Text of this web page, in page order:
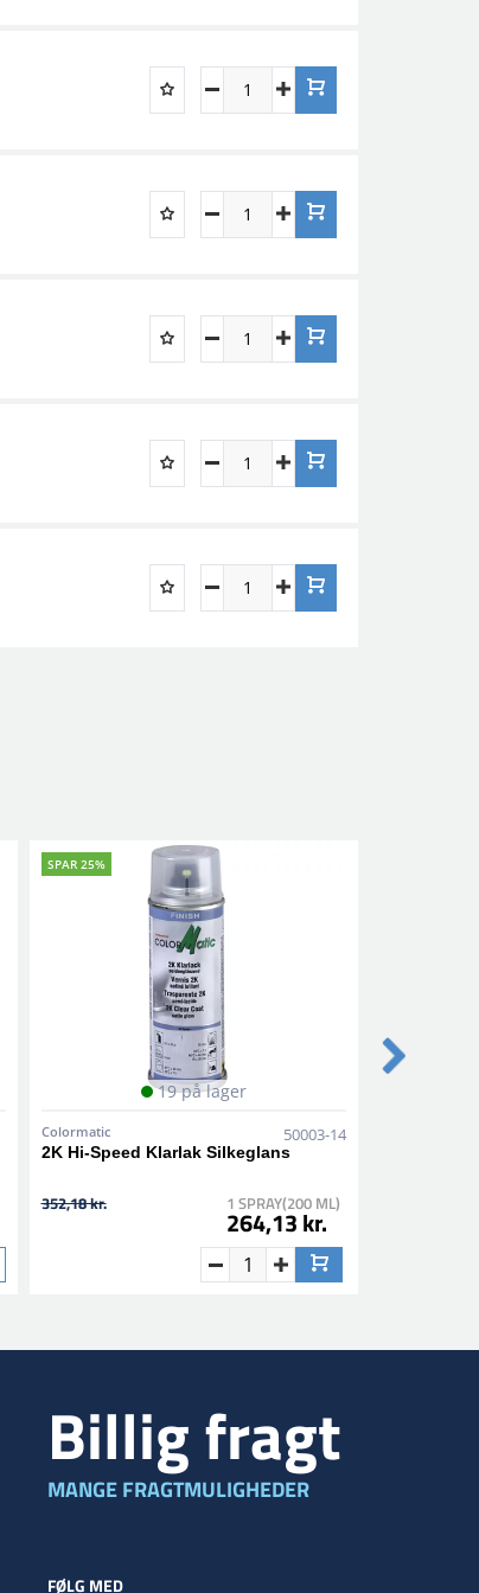
SPAR 25%
19 på lager
Colormatic 50003-14
2K Hi-Speed Klarlak Silkeglans
352,18 kr. 1 SPRAY(200 ML)
264,13 kr.
Billig fragt
MANGE FRAGTMULIGHEDER
FØLG MED